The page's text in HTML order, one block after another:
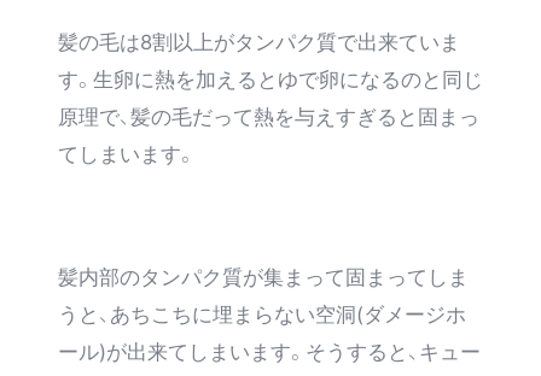
髪の毛は8割以上がタンパク質で出来ていま
す。生卵に熱を加えるとゆで卵になるのと同じ
原理で、髪の毛だって熱を与えすぎると固まっ
てしまいます。
髪内部のタンパク質が集まって固まってしま
うと、あちこちに埋まらない空洞(ダメージホ
ール)が出来てしまいます。そうすると、キュー